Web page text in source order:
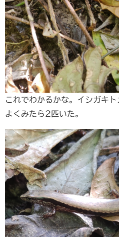
これでわかるかな。イシガキ
よくみたら2匹いた。